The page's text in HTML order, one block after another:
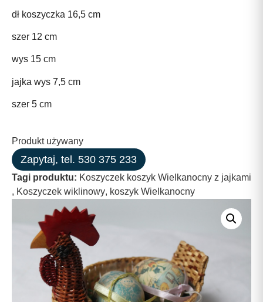
dł koszyczka 16,5 cm
szer 12 cm
wys 15 cm
jajka wys 7,5 cm
szer 5 cm
Produkt używany
Zapytaj, tel. 530 375 233
Tagi produktu: Koszyczek koszyk Wielkanocny z jajkami
, Koszyczek wiklinowy, koszyk Wielkanocny